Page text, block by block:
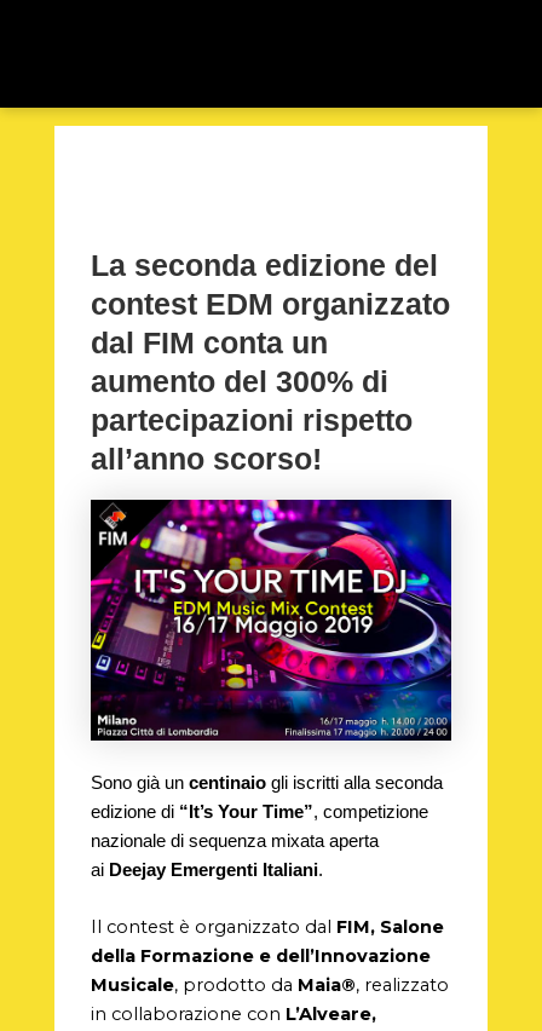
La seconda edizione del
contest EDM organizzato
dal FIM conta un
aumento del 300% di
partecipazioni rispetto
all’anno scorso!
Sono già un centinaiogli iscritti alla seconda
edizione di “It’s Your Time”, competizione
nazionale di sequenza mixata aperta
ai Deejay Emergenti Italiani.
Il contest è organizzato dal FIM, Salone
della Formazione e dell’Innovazione
Musicale, prodotto da Maia®, realizzato
in collaborazione con L’Alveare,